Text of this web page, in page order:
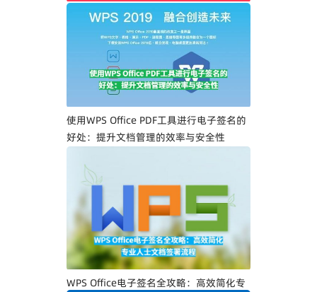
WPS Office PDF电子签名入门指南：一步
一步教你创建专属电子签名
使用WPS Office PDF工具进行电子签名的
好处：提升文档管理的效率与安全性
WPS Office电子签名全攻略：高效简化专